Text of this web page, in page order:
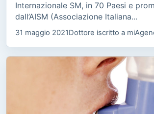
Internazionale SM, in 70 Paesi e
dall’AISM (Associazione Italiana...
31 maggio 2021Dottore iscritto a